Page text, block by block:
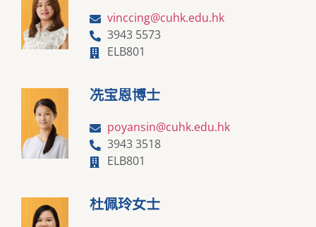
vinccing@cuhk.edu.hk
3943 5573
ELB801
冼宝恩博士
poyansin@cuhk.edu.hk
3943 3518
ELB801
杜佩玲女士